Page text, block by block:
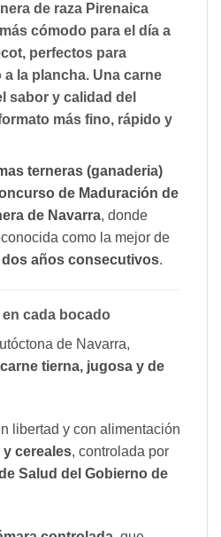
de raza Pirenaica
cómodo para el día a
, perfectos para
la plancha. Una carne
sabor y calidad del
más fino, rápido y
terneras (ganaderia)
de Maduración de
de Navarra, donde
como la mejor de
dos años consecutivos.
cada bocado
de Navarra,
carne tierna, jugosa y de
libertad y con alimentación
cereales, controlada por
Salud del Gobierno de